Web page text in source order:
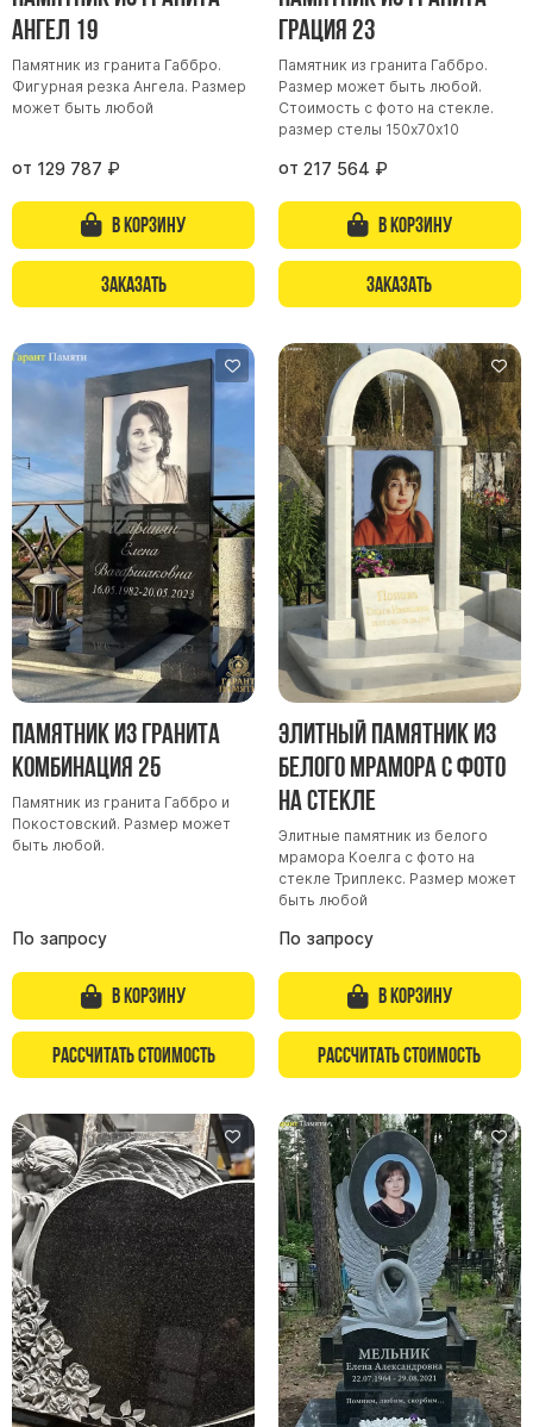
Цоколь из гранита
Ограды из гранита
Ограды из чугуна
Столбы для ограды чугун
Ограды металл
Столы и лавки
Тротуарная плитка
Венки
Вазы из гранита
Скульптуры в полный рост
Скульптуры "Ангел" литиевые
Барельефы
Кресты
Голуби
Распятие
Скорбящие
Цветы
Ангел 19
Памятник из гранита Габбро.
Фигурная резка Ангела. Размер
может быть любой
от 129 787 ₽
В корзину
Заказать
Грация 23
Памятник из гранита Габбро.
Размер может быть любой.
Стоимость с фото на стекле.
размер стелы 150х70х10
от 217 564 ₽
В корзину
Заказать
Памятник из гранита
Комбинация 25
Памятник из гранита Габбро и
Покостовский. Размер может
быть любой.
По запросу
В корзину
Рассчитать стоимость
Элитный памятник из
белого мрамора с фото
на стекле
Элитные памятник из белого
мрамора Коелга с фото на
стекле Триплекс. Размер может
быть любой
По запросу
В корзину
Рассчитать стоимость